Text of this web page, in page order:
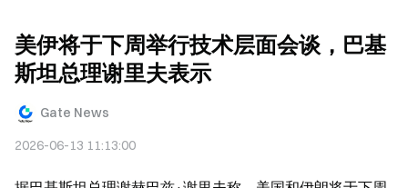
美伊将于下周举行技术层面会谈，巴基
斯坦总理谢里夫表示
Gate News
2026-06-13 11:13:00